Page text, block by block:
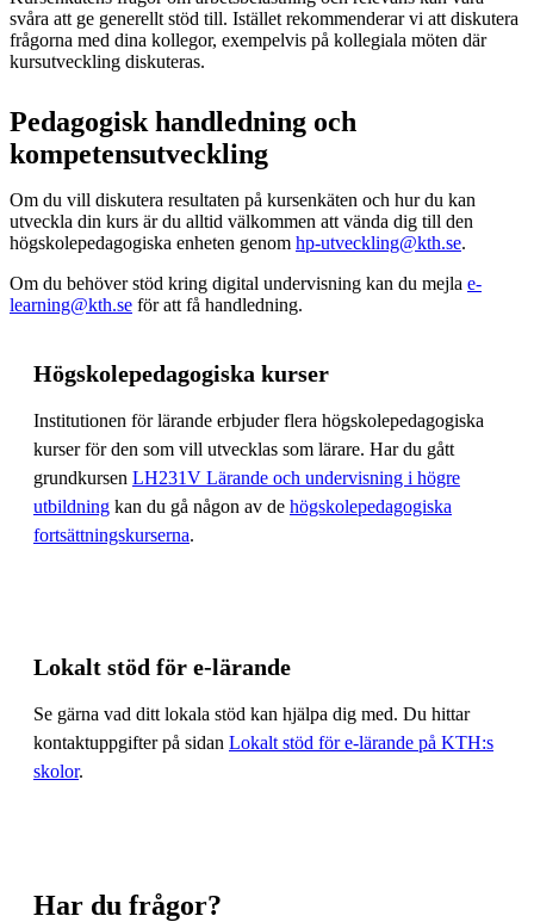
svåra att ge generellt stöd till. Istället rekommenderar vi att diskutera
frågorna med dina kollegor, exempelvis på kollegiala möten där
kursutveckling diskuteras.
Pedagogisk handledning och
kompetensutveckling
Om du vill diskutera resultaten på kursenkäten och hur du kan
utveckla din kurs är du alltid välkommen att vända dig till den
högskolepedagogiska enheten genom hp-utveckling@kth.se.
Om du behöver stöd kring digital undervisning kan du mejla e-
learning@kth.se för att få handledning.
Högskolepedagogiska kurser
Institutionen för lärande erbjuder flera högskolepedagogiska
kurser för den som vill utvecklas som lärare. Har du gått
grundkursen LH231V Lärande och undervisning i högre
utbildning kan du gå någon av de högskolepedagogiska
fortsättningskurserna.
Lokalt stöd för e-lärande
Se gärna vad ditt lokala stöd kan hjälpa dig med. Du hittar
kontaktuppgifter på sidan Lokalt stöd för e-lärande på KTH:s
skolor.
Har du frågor?